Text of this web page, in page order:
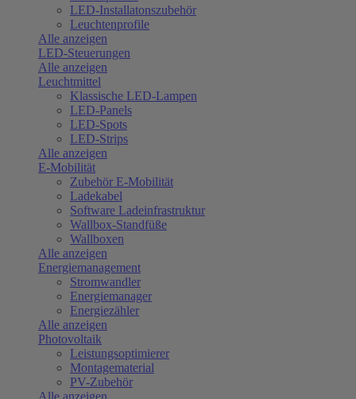
LED-Installatonszubehör
Leuchtenprofile
Alle anzeigen
LED-Steuerungen
Alle anzeigen
Leuchtmittel
Klassische LED-Lampen
LED-Panels
LED-Spots
LED-Strips
Alle anzeigen
E-Mobilität
Zubehör E-Mobilität
Ladekabel
Software Ladeinfrastruktur
Wallbox-Standfüße
Wallboxen
Alle anzeigen
Energiemanagement
Stromwandler
Energiemanager
Energiezähler
Alle anzeigen
Photovoltaik
Leistungsoptimierer
Montagematerial
PV-Zubehör